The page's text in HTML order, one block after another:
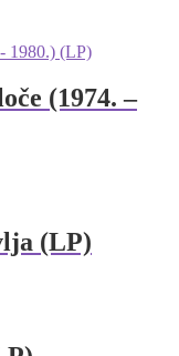
(1974. –
(LP)